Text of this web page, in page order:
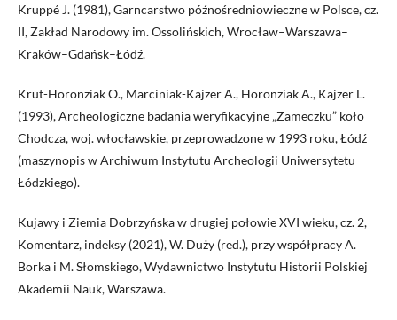
Kruppé J. (1981), Garncarstwo późnośredniowieczne w Polsce, cz.
II, Zakład Narodowy im. Ossolińskich, Wrocław–Warszawa–
Kraków–Gdańsk–Łódź.
Krut-Horonziak O., Marciniak-Kajzer A., Horonziak A., Kajzer L.
(1993), Archeologiczne badania weryfikacyjne „Zameczku” koło
Chodcza, woj. włocławskie, przeprowadzone w 1993 roku, Łódź
(maszynopis w Archiwum Instytutu Archeologii Uniwersytetu
Łódzkiego).
Kujawy i Ziemia Dobrzyńska w drugiej połowie XVI wieku, cz. 2,
Komentarz, indeksy (2021), W. Duży (red.), przy współpracy A.
Borka i M. Słomskiego, Wydawnictwo Instytutu Historii Polskiej
Akademii Nauk, Warszawa.